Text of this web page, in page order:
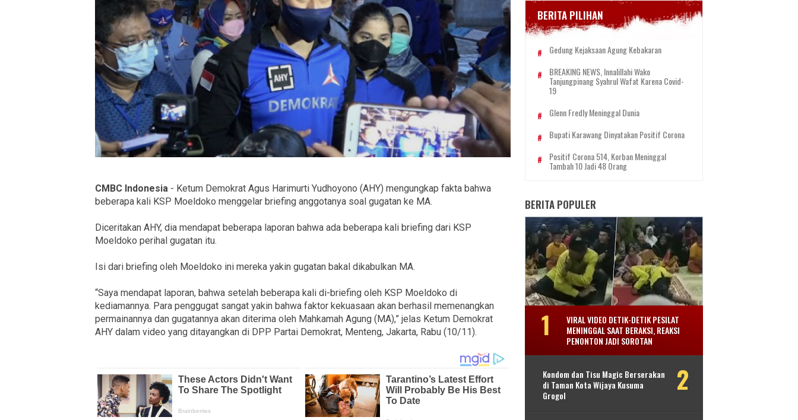
CMBC Indonesia - Ketum Demokrat Agus Harimurti Yudhoyono (AHY) mengungkap fakta bahwa
beberapa kali KSP Moeldoko menggelar briefing anggotanya soal gugatan ke MA.
Diceritakan AHY, dia mendapat beberapa laporan bahwa ada beberapa kali briefing dari KSP
Moeldoko perihal gugatan itu.
Isi dari briefing oleh Moeldoko ini mereka yakin gugatan bakal dikabulkan MA.
“Saya mendapat laporan, bahwa setelah beberapa kali di-briefing oleh KSP Moeldoko di
kediamannya. Para penggugat sangat yakin bahwa faktor kekuasaan akan berhasil memenangkan
permainannya dan gugatannya akan diterima oleh Mahkamah Agung (MA),” jelas Ketum Demokrat
AHY dalam video yang ditayangkan di DPP Partai Demokrat, Menteng, Jakarta, Rabu (10/11).
BERITA PILIHAN
Gedung Kejaksaan Agung Kebakaran
BREAKING NEWS, Innalillahi Wako
Tanjungpinang Syahrul Wafat Karena Covid-
19
Glenn Fredly Meninggal Dunia
Bupati Karawang Dinyatakan Positif Corona
Positif Corona 514, Korban Meninggal
Tambah 10 Jadi 48 Orang
BERITA POPULER
VIRAL VIDEO DETIK-DETIK PESILAT
MENINGGAL SAAT BERAKSI, REAKSI
PENONTON JADI SOROTAN
Kondom dan Tisu Magic Berserakan
di Taman Kota Wijaya Kusuma
Grogol